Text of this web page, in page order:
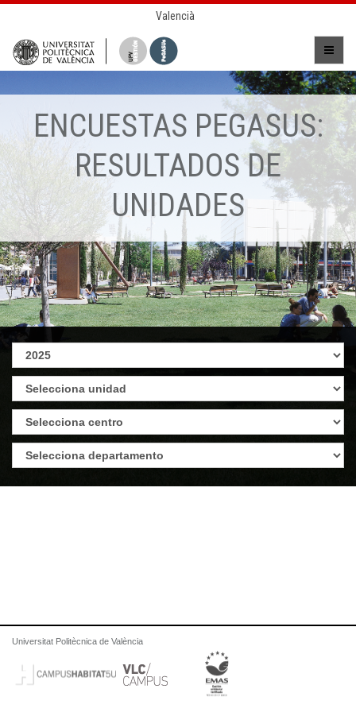
Valencià
ENCUESTAS PEGASUS:
RESULTADOS DE
UNIDADES
Universitat Politècnica de València